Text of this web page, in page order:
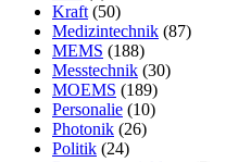
Kraft (50)
Medizintechnik (87)
MEMS (188)
Messtechnik (30)
MOEMS (189)
Personalie (10)
Photonik (26)
Politik (24)